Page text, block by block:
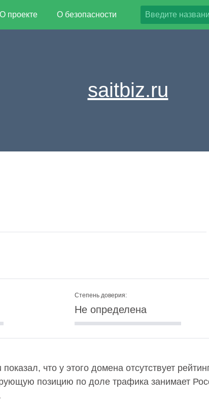
О проекте О безопасности
saitbiz.ru
Степень доверия:
Не определена
что у этого домена отсутствует
позицию по доле трафика занимает